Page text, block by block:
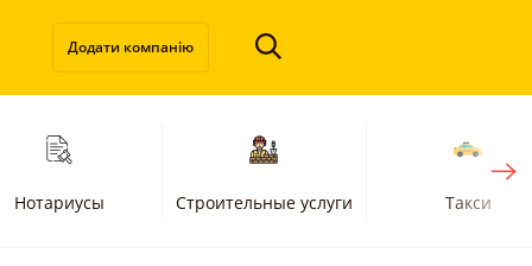
Додати компанію
Нотариусы Строительные услуги Такси